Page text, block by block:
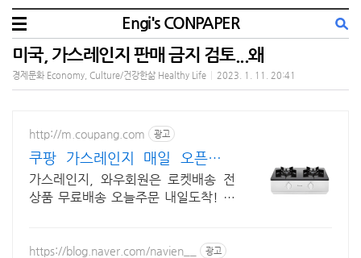
Engi's CONPAPER
미국, 가스레인지 판매 금지 검토...왜
경제문화 Economy, Culture/건강한삶 Healthy Life 2023. 1. 11. 20:41
http://m.coupang.com 광고
쿠팡 가스레인지 매일 오픈되는
와우회원 특가
가스레인지, 와우회원은 로켓배송 전
상품 무료배송 오늘주문 내일도착! 꼭
https://blog.naver.com/navien__ 광고